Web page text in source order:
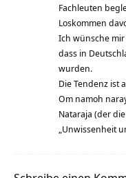
Fachleuten
Loskommen
Ich wünsche
dass in
wurden.
Die Tendenz ist
Om namoh
Nataraja (der
„Unwissenheit